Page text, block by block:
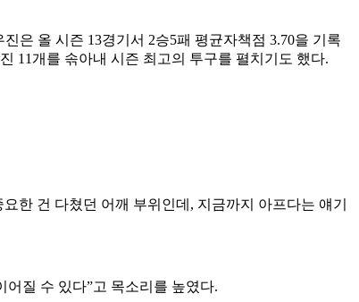
은 올 시즌 13경기서 2승5패 평균자책점 3.70을 기록
11개를 솎아내 시즌 최고의 투구를 펼치기도 했다.
한 건 다쳤던 어깨 부위인데, 지금까지 아프다는 얘기
질 수 있다”고 목소리를 높였다.